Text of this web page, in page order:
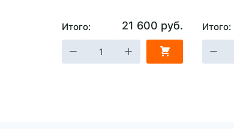
Итого: 21 600 руб. Итого: